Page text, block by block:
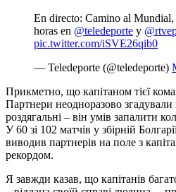
En directo: Camino al Mundial,
horas en @teledeporte y
pic.twitter.com/iSVE26qib0
— Teledeporte (@teledeporte)
Прикметно, що капітаном тієї
Партнери неодноразово
роздягальні – він умів запалити
У 60 зі 102 матчів у збірній
виводив партнерів на поле з
рекордом.
Я завжди казав, що капітанів